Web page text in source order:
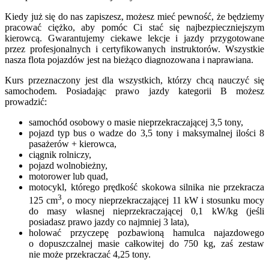
Kiedy już się do nas zapiszesz, możesz mieć pewność, że będziemy
pracować ciężko, aby pomóc Ci stać się najbezpieczniejszym
kierowcą. Gwarantujemy ciekawe lekcje i jazdy przygotowane
przez profesjonalnych i certyfikowanych instruktorów. Wszystkie
nasza flota pojazdów jest na bieżąco diagnozowana i naprawiana.
Kurs przeznaczony jest dla wszystkich, którzy chcą nauczyć się
samochodem. Posiadając prawo jazdy kategorii B możesz
prowadzić:
samochód osobowy o masie nieprzekraczającej 3,5 tony,
pojazd typ bus o wadze do 3,5 tony i maksymalnej ilości 8
pasażerów + kierowca,
ciągnik rolniczy,
pojazd wolnobieżny,
motorower lub quad,
motocykl, którego prędkość skokowa silnika nie przekracza
125 cm3, o mocy nieprzekraczającej 11 kW i stosunku mocy
do masy własnej nieprzekraczającej 0,1 kW/kg (jeśli
posiadasz prawo jazdy co najmniej 3 lata),
holować przyczepę pozbawioną hamulca najazdowego
o dopuszczalnej masie całkowitej do 750 kg, zaś zestaw
nie może przekraczać 4,25 tony.